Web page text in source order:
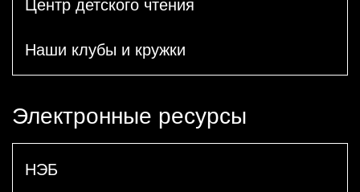
Центр детского чтения
Наши клубы и кружки
Электронные ресурсы
НЭБ